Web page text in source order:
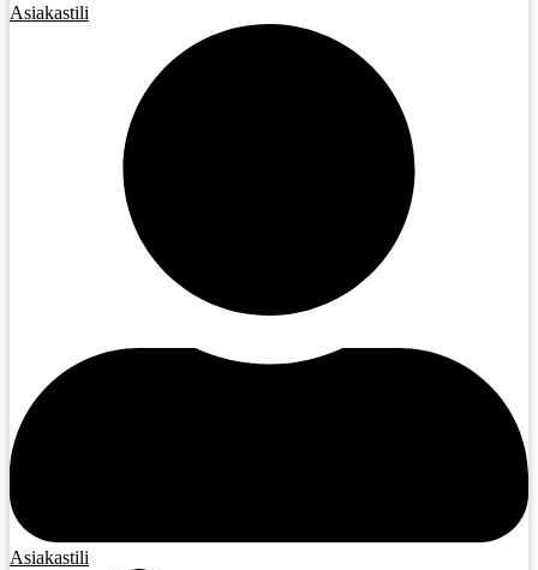
Asiakastili
Asiakastili